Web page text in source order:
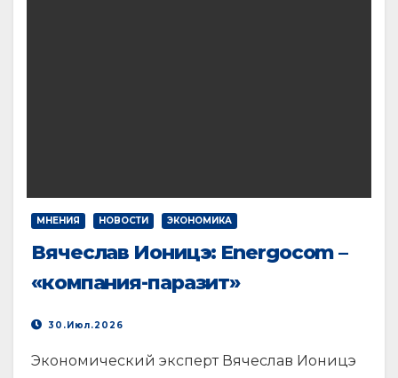
МНЕНИЯ НОВОСТИ ЭКОНОМИКА
Вячеслав Ионицэ: Energocom –
«компания-паразит»
30.Июл.2026
Экономический эксперт Вячеслав Ионицэ